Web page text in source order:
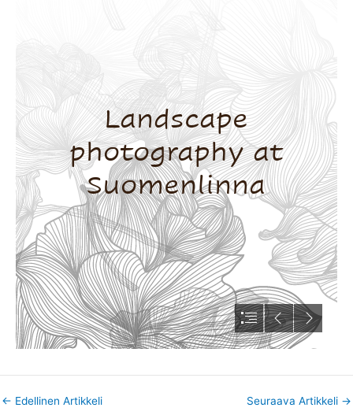
← Edellinen Artikkeli Seuraava Artikkeli →